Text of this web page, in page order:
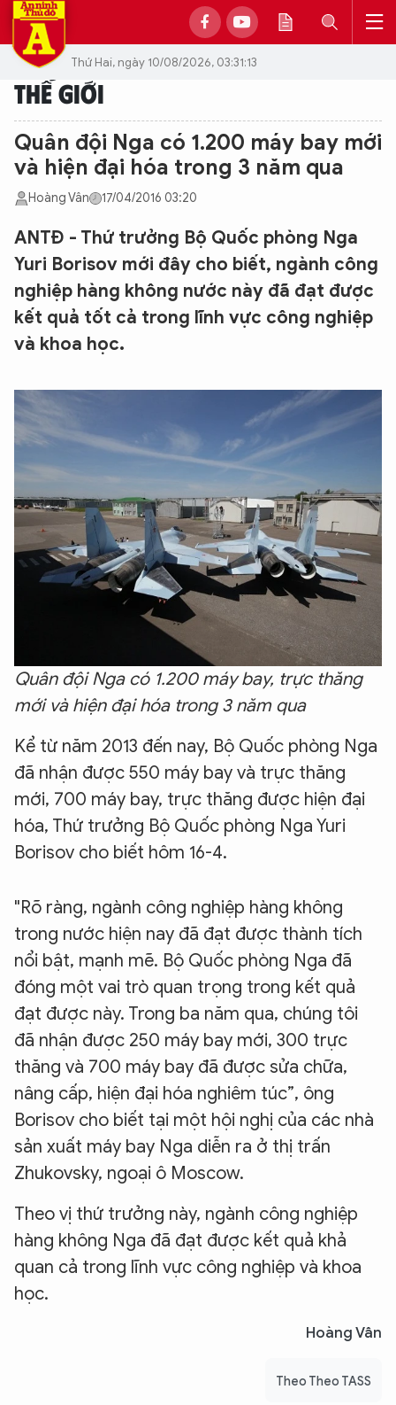
Thứ Hai, ngày 10/08/2026, 03:31:13
THẾ GIỚI
Quân đội Nga có 1.200 máy bay mới
và hiện đại hóa trong 3 năm qua
Hoàng Vân 17/04/2016 03:20
ANTĐ - Thứ trưởng Bộ Quốc phòng Nga
Yuri Borisov mới đây cho biết, ngành công
nghiệp hàng không nước này đã đạt được
kết quả tốt cả trong lĩnh vực công nghiệp
và khoa học.
Quân đội Nga có 1.200 máy bay, trực thăng
mới và hiện đại hóa trong 3 năm qua
Kể từ năm 2013 đến nay, Bộ Quốc phòng Nga
đã nhận được 550 máy bay và trực thăng
mới, 700 máy bay, trực thăng được hiện đại
hóa, Thứ trưởng Bộ Quốc phòng Nga Yuri
Borisov cho biết hôm 16-4.
"Rõ ràng, ngành công nghiệp hàng không
trong nước hiện nay đã đạt được thành tích
nổi bật, mạnh mẽ. Bộ Quốc phòng Nga đã
đóng một vai trò quan trọng trong kết quả
đạt được này. Trong ba năm qua, chúng tôi
đã nhận được 250 máy bay mới, 300 trực
thăng và 700 máy bay đã được sửa chữa,
nâng cấp, hiện đại hóa nghiêm túc”, ông
Borisov cho biết tại một hội nghị của các nhà
sản xuất máy bay Nga diễn ra ở thị trấn
Zhukovsky, ngoại ô Moscow.
Theo vị thứ trưởng này, ngành công nghiệp
hàng không Nga đã đạt được kết quả khả
quan cả trong lĩnh vực công nghiệp và khoa
học.
Hoàng Vân
Theo Theo TASS